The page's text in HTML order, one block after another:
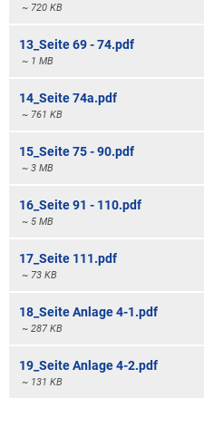
~ 720 KB
13_Seite 69 - 74.pdf
~ 1 MB
14_Seite 74a.pdf
~ 761 KB
15_Seite 75 - 90.pdf
~ 3 MB
16_Seite 91 - 110.pdf
~ 5 MB
17_Seite 111.pdf
~ 73 KB
18_Seite Anlage 4-1.pdf
~ 287 KB
19_Seite Anlage 4-2.pdf
~ 131 KB